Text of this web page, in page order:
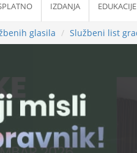
IZDANJA EDUKACIJE
glasila Službeni list